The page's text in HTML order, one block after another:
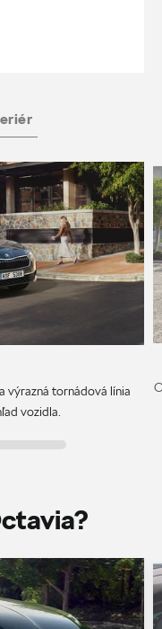
výrazná tornádová línia
vozidla.